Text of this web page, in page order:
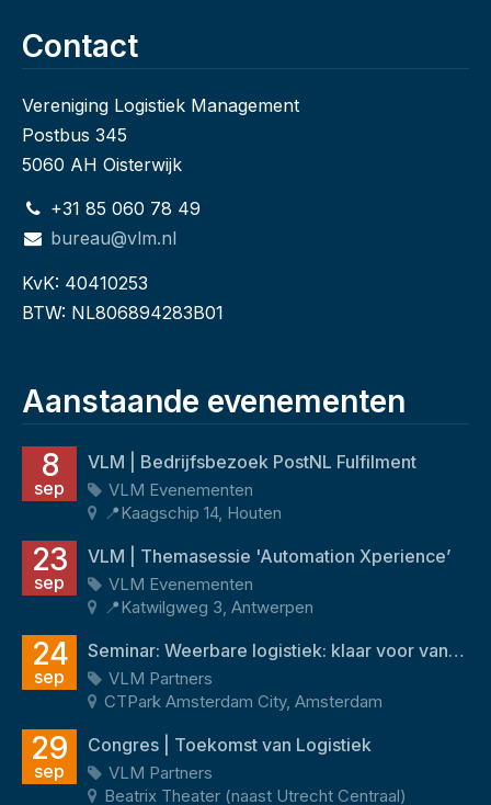
Contact
Vereniging Logistiek Management
Postbus 345
5060 AH Oisterwijk
+31 85 060 78 49
bureau@vlm.nl
KvK: 40410253
BTW: NL806894283B01
Aanstaande evenementen
8
sep
VLM | Bedrijfsbezoek PostNL Fulfilment
VLM Evenementen
📍Kaagschip 14, Houten
23
sep
VLM | Themasessie 'Automation Xperience’
VLM Evenementen
📍Katwilgweg 3, Antwerpen
24
sep
Seminar: Weerbare logistiek: klaar voor vandaag én morgen
VLM Partners
CTPark Amsterdam City, Amsterdam
29
sep
Congres | Toekomst van Logistiek
VLM Partners
Beatrix Theater (naast Utrecht Centraal)